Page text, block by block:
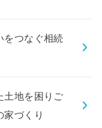
をつなぐ相続
土地を困りご
家づくり